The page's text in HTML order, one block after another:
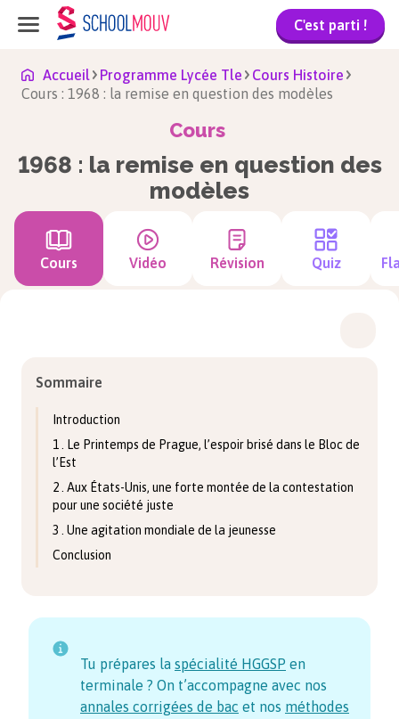
C'est parti !
Accueil Programme Lycée Tle
Cours Histoire
Cours : 1968 : la remise en question des modèles
Cours
1968 : la remise en question des
modèles
Cours Vidéo Révision Quiz
Sommaire
Introduction
1 . Le Printemps de Prague, l’espoir brisé dans le Bloc de
l’Est
2 . Aux États-Unis, une forte montée de la contestation
pour une société juste
3 . Une agitation mondiale de la jeunesse
Conclusion
Tu prépares la spécialité HGGSP en
terminale ? On t’accompagne avec nos
annales corrigées de bac et nos méthodes